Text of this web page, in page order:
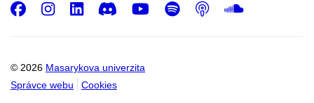
© 2026 Masarykova univerzita
Správce webu
Cookies
Facebook
Instagram
LinkedIn
DiscordYoutube
Spotify
Podcast